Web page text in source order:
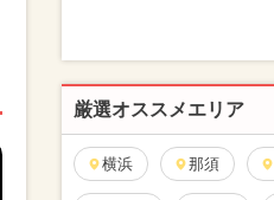
厳選オススメエリア
横浜 那須